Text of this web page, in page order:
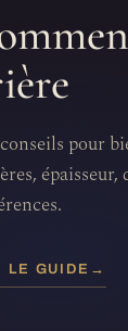
pour
LE GUIDE →